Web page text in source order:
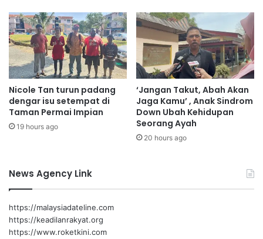
k
s
i
B
U
D
I
9
5
Nicole Tan turun padang
dengar isu setempat di
Taman Permai Impian
19 hours ago
‘Jangan Takut, Abah Akan
Jaga Kamu’ , Anak Sindrom
Down Ubah Kehidupan
Seorang Ayah
20 hours ago
News Agency Link
https://malaysiadateline.com
https://keadilanrakyat.org
https://www.roketkini.com